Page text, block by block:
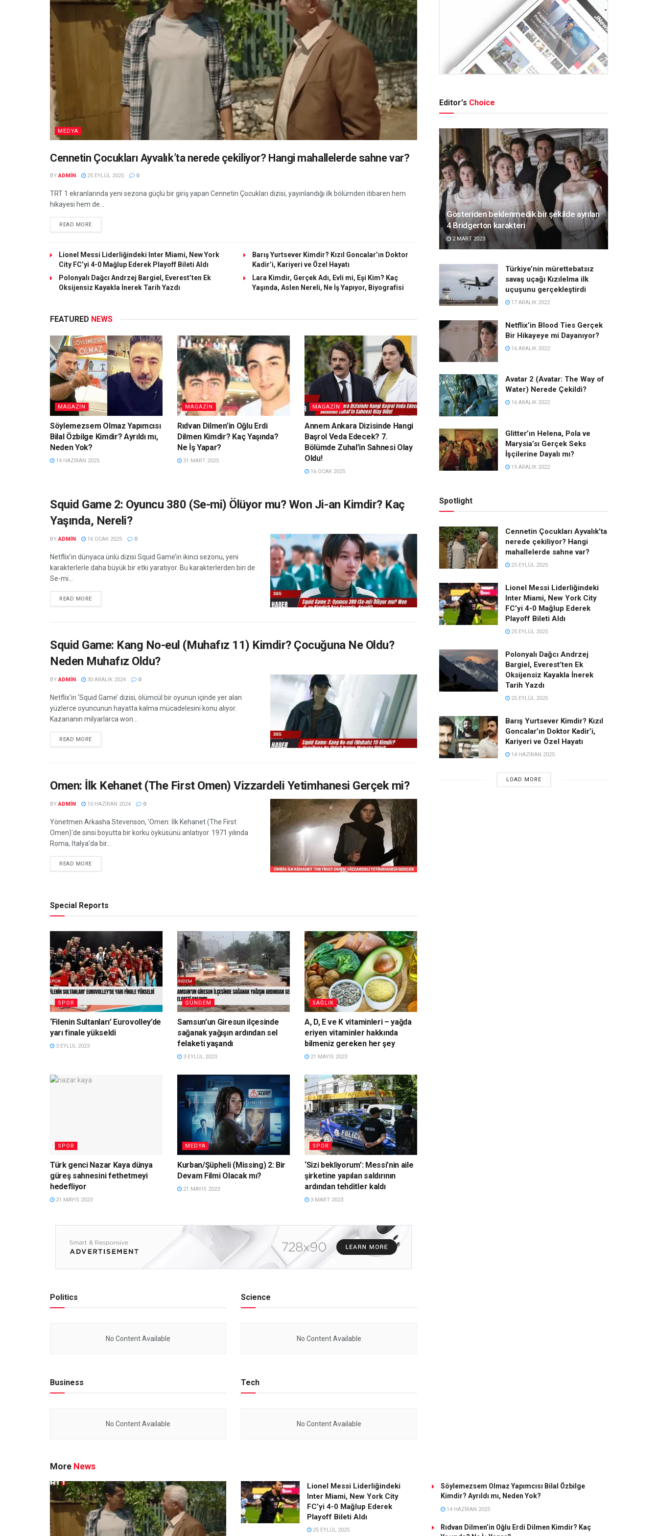
MEDYA
Cennetin Çocukları Ayvalık’ta nerede çekiliyor? Hangi mahallelerde sahne var?
BY ADMIN 25 EYLÜL 2025 0
TRT 1 ekranlarında yeni sezona güçlü bir giriş yapan Cennetin Çocukları dizisi, yayınlandığı ilk bölümden itibaren hem
hikayesi hem de...
READ MOREDETAILS
Lionel Messi Liderliğindeki Inter Miami, New York
City FC’yi 4-0 Mağlup Ederek Playoff Bileti Aldı
Polonyalı Dağcı Andrzej Bargiel, Everest’ten Ek
Oksijensiz Kayakla İnerek Tarih Yazdı
Barış Yurtsever Kimdir? Kızıl Goncalar’ın Doktor
Kadir’i, Kariyeri ve Özel Hayatı
Lara Kimdir, Gerçek Adı, Evli mi, Eşi Kim? Kaç
Yaşında, Aslen Nereli, Ne İş Yapıyor, Biyografisi
FEATURED NEWS
MAGAZIN
Söylemezsem Olmaz Yapımcısı
Bilal Özbilge Kimdir? Ayrıldı mı,
Neden Yok?
14 HAZIRAN 2025
MAGAZIN
Rıdvan Dilmen’in Oğlu Erdi
Dilmen Kimdir? Kaç Yaşında?
Ne İş Yapar?
31 MART 2025
MAGAZIN
Annem Ankara Dizisinde Hangi
Başrol Veda Edecek? 7.
Bölümde Zuhal’in Sahnesi Olay
Oldu!
16 OCAK 2025
Squid Game 2: Oyuncu 380 (Se-mi) Ölüyor mu? Won Ji-an Kimdir? Kaç
Yaşında, Nereli?
BY ADMIN 16 OCAK 2025 0
Netflix’in dünyaca ünlü dizisi Squid Game’in ikinci sezonu, yeni
karakterlerle daha büyük bir etki yaratıyor. Bu karakterlerden biri de
Se-mi...
READ MOREDETAILS
Squid Game: Kang No-eul (Muhafız 11) Kimdir? Çocuğuna Ne Oldu?
Neden Muhafız Oldu?
BY ADMIN 30 ARALIK 2024 0
Netflix'in ‘Squid Game’ dizisi, ölümcül bir oyunun içinde yer alan
yüzlerce oyuncunun hayatta kalma mücadelesini konu alıyor.
Kazananın milyarlarca won...
READ MOREDETAILS
Omen: İlk Kehanet (The First Omen) Vizzardeli Yetimhanesi Gerçek mi?
BY ADMIN 10 HAZIRAN 2024 0
Yönetmen Arkasha Stevenson, 'Omen: İlk Kehanet (The First
Omen)'de sinsi boyutta bir korku öyküsünü anlatıyor. 1971 yılında
Roma, İtalya'da bir...
READ MOREDETAILS
Special Reports
SPOR
‘Filenin Sultanları’ Eurovolley’de
yarı finale yükseldi
3 EYLÜL 2023
GÜNDEM
Samsun’un Giresun ilçesinde
sağanak yağışın ardından sel
felaketi yaşandı
3 EYLÜL 2023
SAĞLIK
A, D, E ve K vitaminleri – yağda
eriyen vitaminler hakkında
bilmeniz gereken her şey
21 MAYIS 2023
SPOR
Türk genci Nazar Kaya dünya
güreş sahnesini fethetmeyi
hedefliyor
21 MAYIS 2023
MEDYA
Kurban/Şüpheli (Missing) 2: Bir
Devam Filmi Olacak mı?
21 MAYIS 2023
SPOR
‘Sizi bekliyorum’: Messi’nin aile
şirketine yapılan saldırının
ardından tehditler kaldı
3 MART 2023
Politics
No Content Available
Science
No Content Available
Business
No Content Available
Tech
No Content Available
Editor's Choice
Gösteriden beklenmedik bir şekilde ayrılan
4 Bridgerton karakteri
2 MART 2023
Türkiye’nin mürettebatsız
savaş uçağı Kızılelma ilk
uçuşunu gerçekleştirdi
17 ARALIK 2022
Netflix’in Blood Ties Gerçek
Bir Hikayeye mi Dayanıyor?
16 ARALIK 2022
Avatar 2 (Avatar: The Way of
Water) Nerede Çekildi?
16 ARALIK 2022
Glitter’ın Helena, Pola ve
Marysia’sı Gerçek Seks
İşçilerine Dayalı mı?
15 ARALIK 2022
Spotlight
Cennetin Çocukları Ayvalık’ta
nerede çekiliyor? Hangi
mahallelerde sahne var?
25 EYLÜL 2025
Lionel Messi Liderliğindeki
Inter Miami, New York City
FC’yi 4-0 Mağlup Ederek
Playoff Bileti Aldı
25 EYLÜL 2025
Polonyalı Dağcı Andrzej
Bargiel, Everest’ten Ek
Oksijensiz Kayakla İnerek
Tarih Yazdı
25 EYLÜL 2025
Barış Yurtsever Kimdir? Kızıl
Goncalar’ın Doktor Kadir’i,
Kariyeri ve Özel Hayatı
14 HAZIRAN 2025
LOAD MORE
More News
Lionel Messi Liderliğindeki
Inter Miami, New York City
FC’yi 4-0 Mağlup Ederek
Playoff Bileti Aldı
25 EYLÜL 2025
Söylemezsem Olmaz Yapımcısı Bilal Özbilge
Kimdir? Ayrıldı mı, Neden Yok?
14 HAZIRAN 2025
Rıdvan Dilmen’in Oğlu Erdi Dilmen Kimdir? Kaç